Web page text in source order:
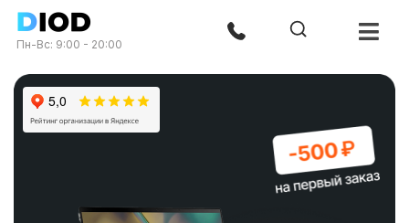
Пн-Вс: 9:00 - 20:00